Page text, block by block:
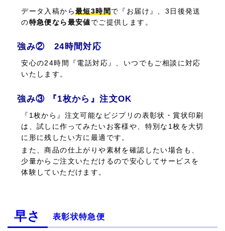
データ入稿から最短3時間で『お届け』、3日後発送
の特急便なら最安値でご提供します。
強み② 24時間対応
安心の24時間『電話対応』、いつでもご相談に対応
いたします。
強み③ 『1枚から』注文OK
『1枚から』注文可能なビジプリの表彰状・賞状印刷
は、試しに作ってみたいお客様や、特別な1枚を大切
に形に残したい方に最適です。
また、商品の仕上がりや素材を確認したい場合も、
少量からご注文いただけるので安心してサービスを
体験していただけます。
早さ 表彰状特急便